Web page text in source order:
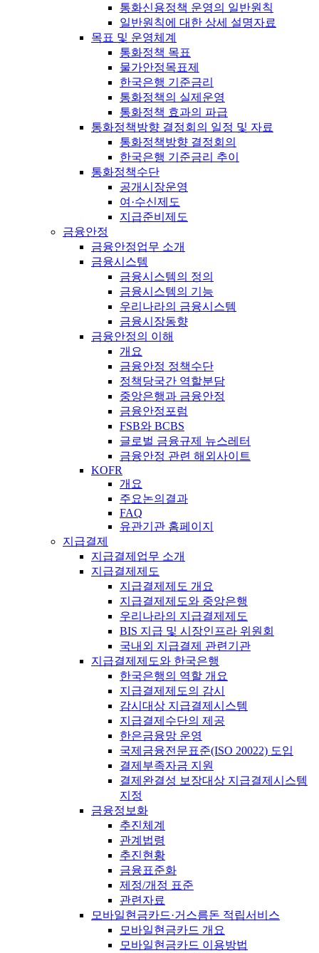
통화신용정책 운영의 일반원칙
일반원칙에 대한 상세 설명자료
목표 및 운영체계
통화정책 목표
물가안정목표제
한국은행 기준금리
통화정책의 실제운영
통화정책 효과의 파급
통화정책방향 결정회의 일정 및 자료
통화정책방향 결정회의
한국은행 기준금리 추이
통화정책수단
공개시장운영
여·수신제도
지급준비제도
금융안정
금융안정업무 소개
금융시스템
금융시스템의 정의
금융시스템의 기능
우리나라의 금융시스템
금융시장동향
금융안정의 이해
개요
금융안정 정책수단
정책당국간 역할분담
중앙은행과 금융안정
금융안정포럼
FSB와 BCBS
글로벌 금융규제 뉴스레터
금융안정 관련 해외사이트
KOFR
개요
주요논의결과
FAQ
유관기관 홈페이지
지급결제
지급결제업무 소개
지급결제제도
지급결제제도 개요
지급결제제도와 중앙은행
우리나라의 지급결제제도
BIS 지급 및 시장인프라 위원회
국내외 지급결제 관련기관
지급결제제도와 한국은행
한국은행의 역할 개요
지급결제제도의 감시
감시대상 지급결제시스템
지급결제수단의 제공
한은금융망 운영
국제금융전문표준(ISO 20022) 도입
결제부족자금 지원
결제완결성 보장대상 지급결제시스템
지정
금융정보화
추진체계
관계법령
추진현황
금융표준화
제정/개정 표준
관련자료
모바일현금카드·거스름돈 적립서비스
모바일현금카드 개요
모바일현금카드 이용방법